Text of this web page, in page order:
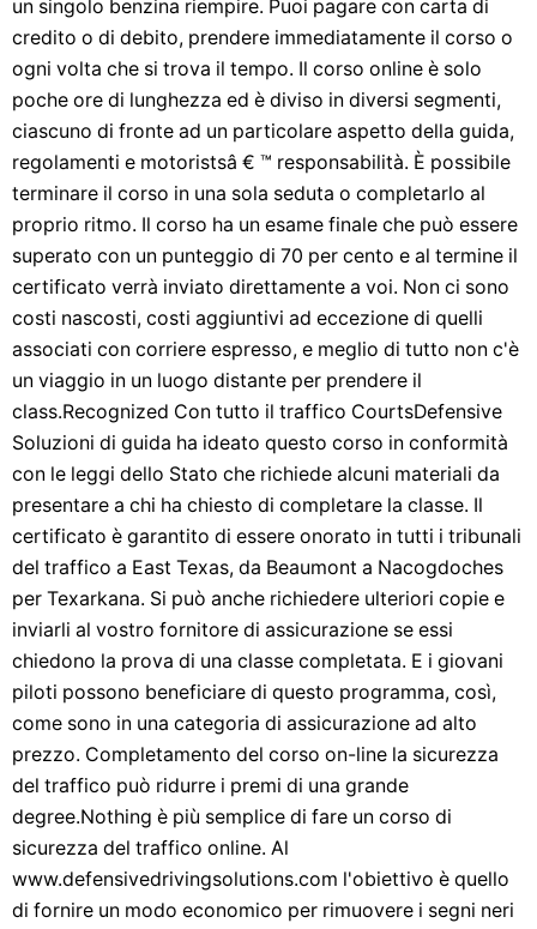
un singolo benzina riempire. Puoi pagare con carta di
credito o di debito, prendere immediatamente il corso o
ogni volta che si trova il tempo. Il corso online è solo
poche ore di lunghezza ed è diviso in diversi segmenti,
ciascuno di fronte ad un particolare aspetto della guida,
regolamenti e motoristsâ € ™ responsabilità. È possibile
terminare il corso in una sola seduta o completarlo al
proprio ritmo. Il corso ha un esame finale che può essere
superato con un punteggio di 70 per cento e al termine il
certificato verrà inviato direttamente a voi. Non ci sono
costi nascosti, costi aggiuntivi ad eccezione di quelli
associati con corriere espresso, e meglio di tutto non c'è
un viaggio in un luogo distante per prendere il
class.Recognized Con tutto il traffico CourtsDefensive
Soluzioni di guida ha ideato questo corso in conformità
con le leggi dello Stato che richiede alcuni materiali da
presentare a chi ha chiesto di completare la classe. Il
certificato è garantito di essere onorato in tutti i tribunali
del traffico a East Texas, da Beaumont a Nacogdoches
per Texarkana. Si può anche richiedere ulteriori copie e
inviarli al vostro fornitore di assicurazione se essi
chiedono la prova di una classe completata. E i giovani
piloti possono beneficiare di questo programma, così,
come sono in una categoria di assicurazione ad alto
prezzo. Completamento del corso on-line la sicurezza
del traffico può ridurre i premi di una grande
degree.Nothing è più semplice di fare un corso di
sicurezza del traffico online. Al
www.defensivedrivingsolutions.com l'obiettivo è quello
di fornire un modo economico per rimuovere i segni neri